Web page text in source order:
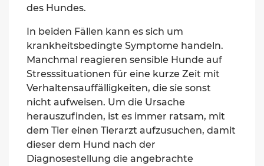
des Hundes.
In beiden Fällen kann es sich um
krankheitsbedingte Symptome handeln.
Manchmal reagieren sensible Hunde auf
Stresssituationen für eine kurze Zeit mit
Verhaltensauffälligkeiten, die sie sonst
nicht aufweisen. Um die Ursache
herauszufinden, ist es immer ratsam, mit
dem Tier einen Tierarzt aufzusuchen, damit
dieser dem Hund nach der
Diagnosestellung die angebrachte